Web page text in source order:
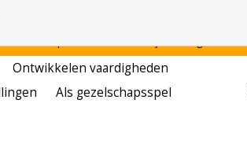
Ontwikkelen vaardigheden
Als gezelschapsspel